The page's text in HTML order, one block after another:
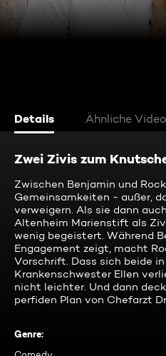
Details Ähnliche
Zwei Zivis zum
Zwischen Benjamin und
Gemeinsamkeiten - außer,
verweigern. Als sie dann
Altenheim Marienstift als
wenig begeistert. Während
Engagement zeigt, macht
Vorschrift. Dass sich beide
Krankenschwester Ellen
nicht leichter. Und dann
perfiden Plan von Chefarzt
Genre: